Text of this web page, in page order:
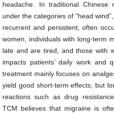
headache. In traditional Chinese
under the categories of “head
recurrent and persistent, often
women, individuals with long-term
late and are tired, and those with
impacts patients’ daily work and
treatment mainly focuses on
yield good short-term effects, but
reactions such as drug
TCM believes that migraine is